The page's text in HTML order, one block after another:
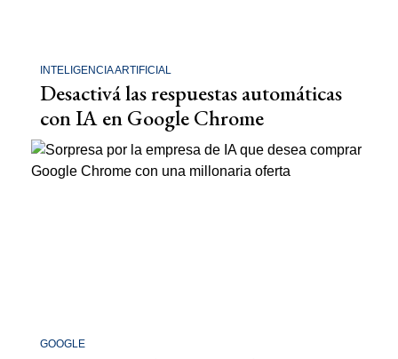
INTELIGENCIA ARTIFICIAL
Desactivá las respuestas automáticas
con IA en Google Chrome
GOOGLE